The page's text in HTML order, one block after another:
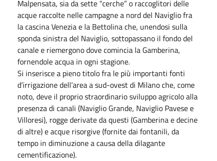
Malpensata, sia da sette “cerche” o raccoglitori delle
acque raccolte nelle campagne a nord del Naviglio fra
la cascina Venezia e la Bettolina che, unendosi sulla
sponda sinistra del Naviglio, sottopassano il fondo del
canale e riemergono dove comincia la Gamberina,
fornendole acqua in ogni stagione.
Si inserisce a pieno titolo fra le più importanti fonti
d’irrigazione dell’area a sud-ovest di Milano che, come
noto, deve il proprio straordinario sviluppo agricolo alla
presenza di canali (Naviglio Grande, Naviglio Pavese e
Villoresi), rogge derivate da questi (Gamberina e decine
di altre) e acque risorgive (fornite dai fontanili, da
tempo in diminuzione a causa della dilagante
cementificazione).